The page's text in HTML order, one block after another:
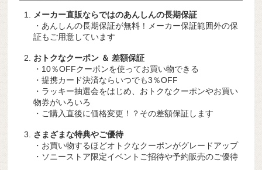
メーカー直販ならではのあんしんの長期保証
・あんしんの長期保証が無料！メーカー保証範囲外の保
証もご用意しています
おトクなクーポン ＆ 差額保証
・10％OFFクーポンを使ってお買い物できる
・提携カード決済ならいつでも3％OFF
・ラッキー抽選会をはじめ、おトクなクーポンやお買い
物券がいろいろ
・ご購入直後に価格変更！？その差額保証します
さまざまな特典やご優待
・お買い物するほどオトクなクーポンがグレードアップ
・ソニーストア限定イベントご招待や予約販売のご優待